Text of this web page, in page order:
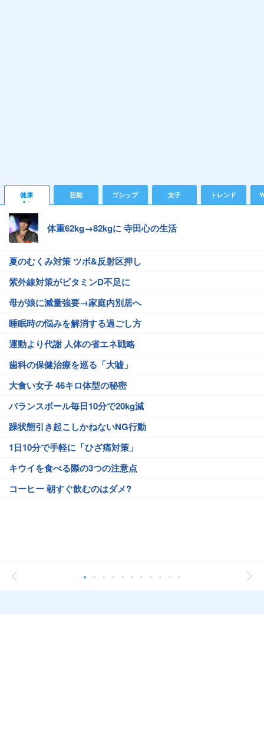
健康 芸能 ゴシップ 女子 トレンド
体重62kg→82kgに 寺田心の生活
夏のむくみ対策 ツボ&反射区押し
紫外線対策がビタミンD不足に
母が娘に減量強要→家庭内別居へ
睡眠時の悩みを解消する過ごし方
運動より代謝 人体の省エネ戦略
歯科の保健治療を巡る「大嘘」
大食い女子 46キロ体型の秘密
バランスボール毎日10分で20kg減
躁状態引き起こしかねないNG行動
1日10分で手軽に「ひざ痛対策」
キウイを食べる際の3つの注意点
コーヒー 朝すぐ飲むのはダメ?